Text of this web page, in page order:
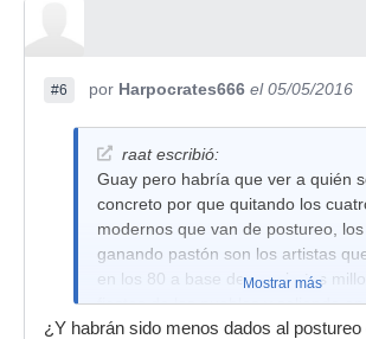
#6 por Harpocrates666 el 05/05/2016
raat escribió:
Guay pero habría que ver a quién
concreto por que quitando los
modernos que van de postureo,
ganando pastón son los artistas
en los 80 a base de conciertos
fiestas de los pueblos y saliendo
Mostrar más
¿Y habrán sido menos dados al postureo